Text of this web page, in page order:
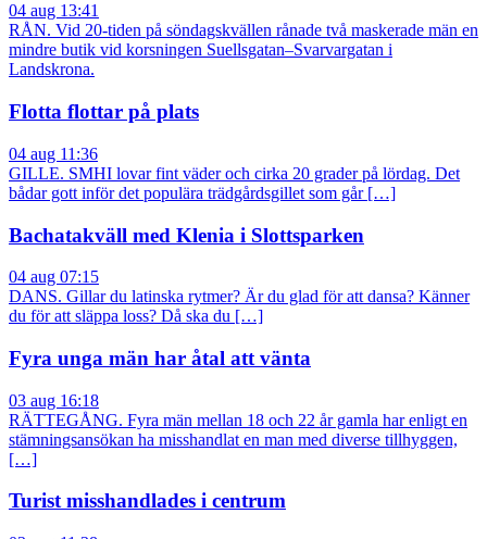
04 aug 13:41
RÅN. Vid 20-tiden på söndagskvällen rånade två maskerade män en
mindre butik vid korsningen Suellsgatan–Svarvargatan i
Landskrona.
Flotta flottar på plats
04 aug 11:36
GILLE. SMHI lovar fint väder och cirka 20 grader på lördag. Det
bådar gott inför det populära trädgårdsgillet som går […]
Bachatakväll med Klenia i Slottsparken
04 aug 07:15
DANS. Gillar du latinska rytmer? Är du glad för att dansa? Känner
du för att släppa loss? Då ska du […]
Fyra unga män har åtal att vänta
03 aug 16:18
RÄTTEGÅNG. Fyra män mellan 18 och 22 år gamla har enligt en
stämningsansökan ha misshandlat en man med diverse tillhyggen,
[…]
Turist misshandlades i centrum